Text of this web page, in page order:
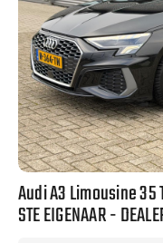
Audi A3 Limousine 35
STE EIGENAAR -